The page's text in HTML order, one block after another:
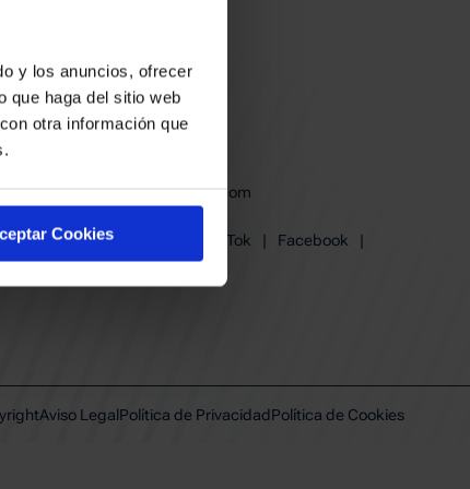
y los anuncios, ofrecer
que haga del sitio web
otra información que
Cookies
baskonia@baskonia.com
Instagram
TikTok | Facebook
|
Youtube
| Linkedin
Aviso LegalPolítica de PrivacidadPolítica de Cookies